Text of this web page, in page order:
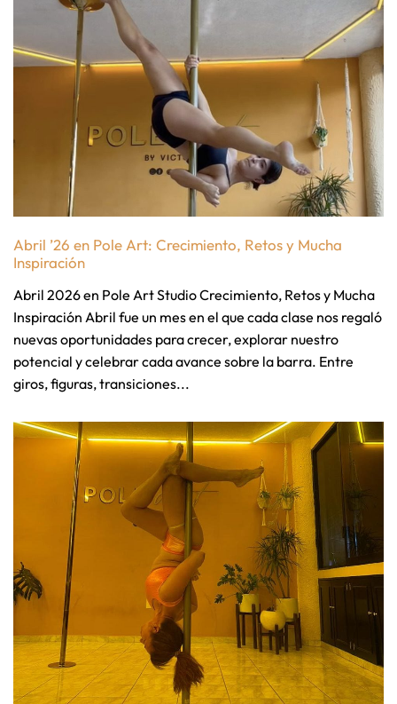
Abril ’26 en Pole Art: Crecimiento, Retos y Mucha
Inspiración
Abril 2026 en Pole Art Studio Crecimiento, Retos y Mucha
Inspiración Abril fue un mes en el que cada clase nos regaló
nuevas oportunidades para crecer, explorar nuestro
potencial y celebrar cada avance sobre la barra. Entre
giros, figuras, transiciones...